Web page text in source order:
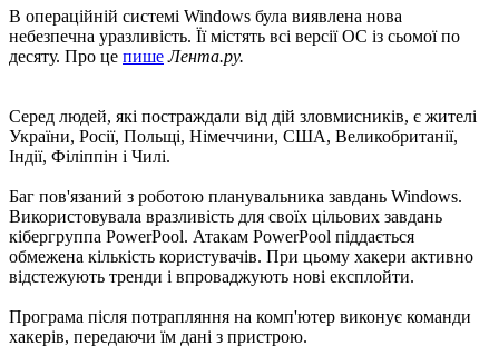
В операційній системі Windows була виявлена ​​нова
небезпечна уразливість. Її містять всі версії ОС із сьомої по
десяту. Про це пише Лента.ру.
Серед людей, які постраждали від дій зловмисників, є жителі
України, Росії, Польщі, Німеччини, США, Великобританії,
Індії, Філіппін і Чилі.
Баг пов'язаний з роботою планувальника завдань Windows.
Використовувала вразливість для своїх цільових завдань
кібергруппа PowerPool. Атакам PowerPool піддається
обмежена кількість користувачів. При цьому хакери активно
відстежують тренди і впроваджують нові експлойти.
Програма після потрапляння на комп'ютер виконує команди
хакерів, передаючи їм дані з пристрою.